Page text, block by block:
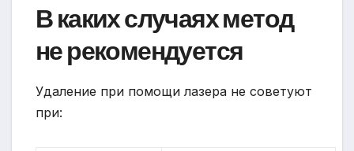
В каких случаях метод
не рекомендуется
Удаление при помощи лазера не советуют
при: